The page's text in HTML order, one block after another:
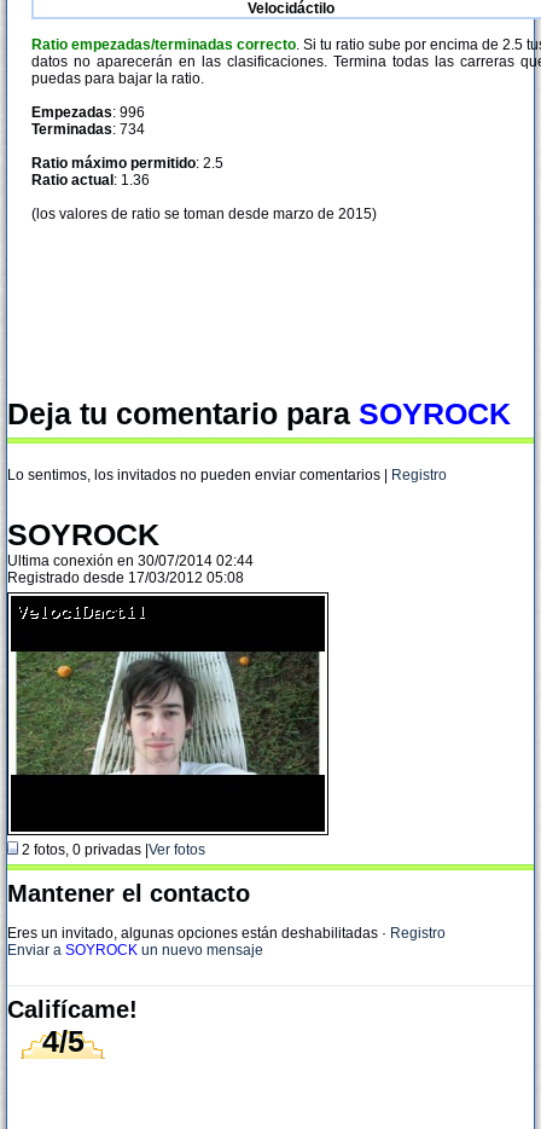
Velocidáctilo
Ratio empezadas/terminadas correcto. Si tu ratio sube por encima de 2.5
datos no aparecerán en las clasificaciones. Termina todas las carreras
puedas para bajar la ratio.
Empezadas: 996
Terminadas: 734
Ratio máximo permitido: 2.5
Ratio actual : 1.36
(los valores de ratio se toman desde marzo de 2015)
Deja tu comentario para SOYROCK
Lo sentimos, los invitados no pueden enviar comentarios | Registro
SOYROCK
Ultima conexión en 30/07/2014 02:44
Registrado desde 17/03/2012 05:08
2 fotos, 0 privadas | Ver fotos
Mantener el contacto
Eres un invitado, algunas opciones están deshabilitadas · Registro
Enviar a SOYROCK un nuevo mensaje
Califícame!
4/5